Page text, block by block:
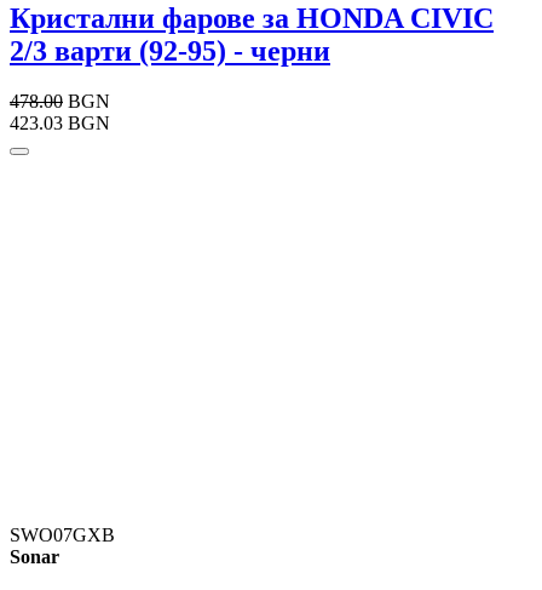
Кристални фарове за HONDA CIVIC
2/3 варти (92-95) - черни
478.00 BGN
423.03 BGN
SWO07GXB
Sonar